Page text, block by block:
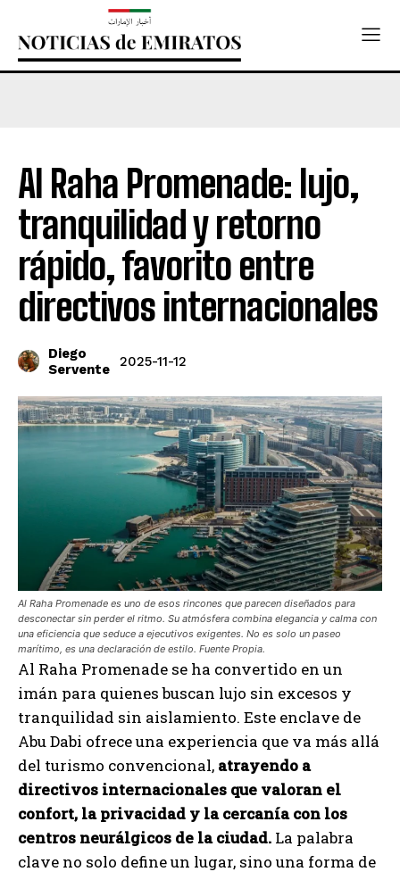
Al Raha Promenade: lujo,
tranquilidad y retorno
rápido, favorito entre
directivos internacionales
Diego
Servente
2025-11-12
Al Raha Promenade es uno de esos rincones que parecen diseñados para
desconectar sin perder el ritmo. Su atmósfera combina elegancia y calma con
una eficiencia que seduce a ejecutivos exigentes. No es solo un paseo
marítimo, es una declaración de estilo. Fuente Propia.
Al Raha Promenade se ha convertido en un
imán para quienes buscan lujo sin excesos y
tranquilidad sin aislamiento. Este enclave de
Abu Dabi ofrece una experiencia que va más allá
del turismo convencional, atrayendo a
directivos internacionales que valoran el
confort, la privacidad y la cercanía con los
centros neurálgicos de la ciudad. La palabra
clave no solo define un lugar, sino una forma de